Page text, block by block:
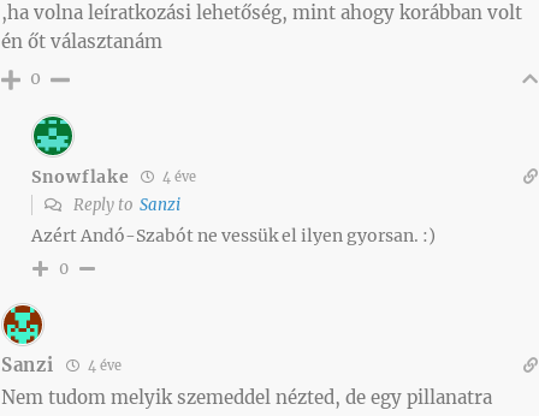
,ha volna leíratkozási lehetőség, mint ahogy korábban volt
én őt választanám
0
Snowflake 4 éve
Reply to Sanzi
Azért Andó-Szabót ne vessük el ilyen gyorsan. :)
0
Sanzi 4 éve
Nem tudom melyik szemeddel nézted, de egy pillanatra